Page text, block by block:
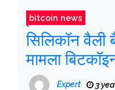
bitcoin news
सिलिकॉन वैली
मामला
है I
Expert 3